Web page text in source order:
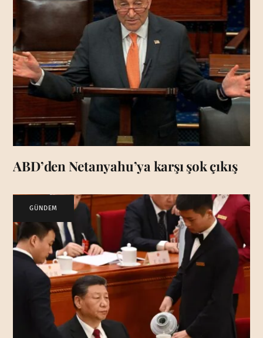
ABD’den Netanyahu’ya karşı şok çıkış
GÜNDEM